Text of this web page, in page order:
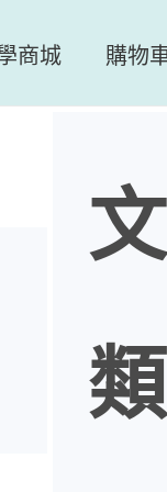
商城 購物
類